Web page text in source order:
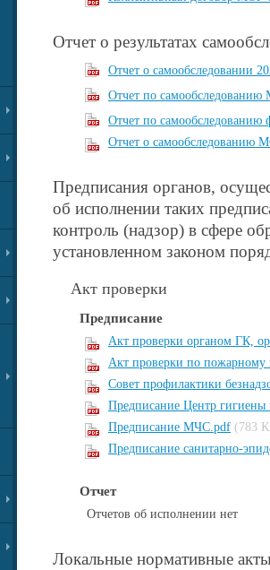
Отчет о результатах
Отчет о самообследовании
Отчет по
Отчет по самообследованию
Отчет о
Предписания органов,
об исполнении таких
контроль (надзор) в сфере
установленном законом
Акт проверки
Предписание
Акт проверки органом ГК,
Акт проверки по пожарному
Совет профилактики
Предписание Центр гигиены
Предписание МЧС.pdf (783
Предписание санитарно-
Отчет
Отчетов об исполнении нет
Локальные нормативные